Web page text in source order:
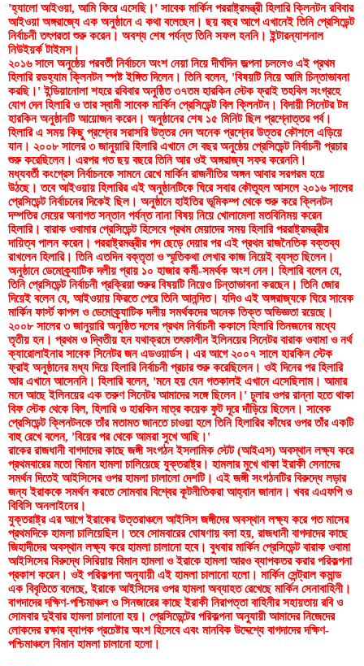
'হ্যালো আইওয়া, আমি ফিরে এসেছি।' সাবেক মার্কিন পররাষ্ট্রমন্ত্রী হিলারি ক্লিনটন রবিবার
আইওয়া অঙ্গরাজ্যে এক অনুষ্ঠানে এ কথা বলেছেন। ছয় বছর আগে এখানেই তিনি প্রেসিডেন্ট
নির্বাচনী তৎপরতা শুরু করেন। অবশ্য শেষ পর্যন্ত তিনি সফল হননি। ইন্টারন্যাশনাল
নিউইয়র্ক টাইমস।
২০১৬ সালে অনুষ্ঠেয় পরবর্তী নির্বাচনে অংশ নেয়া নিয়ে দীর্ঘদিন জল্পনা চললেও এই প্রথম
হিলারি রডহ্যাম ক্লিনটন স্পষ্ট ইঙ্গিত দিলেন। তিনি বলেন, 'বিষয়টি নিয়ে আমি চিন্তাভাবনা
করছি।' ইন্ডিয়ানোলা শহরে রবিবার অনুষ্ঠিত ৩৭তম হারকিন স্টেক ফ্রাই তহবিল সংগ্রহে
যোগ দেন হিলারি ও তার স্বামী সাবেক মার্কিন প্রেসিডেন্ট বিল ক্লিনটন। বিদায়ী সিনেটর টম
হারকিন অনুষ্ঠানটি আয়োজন করেন। অনুষ্ঠানের শেষ ১৫ মিনিট ছিল প্রশ্নোত্তর পর্ব।
হিলারি এ সময় কিছু প্রশ্নের সরাসরি উত্তর দেন অনেক প্রশ্নের উত্তর কৌশলে এড়িয়ে
যান। ২০০৮ সালের ৩ জানুয়ারি হিলারি এখানে সে বছর অনুষ্ঠেয় প্রেসিডেন্ট নির্বাচনী প্রচার
শুরু করেছিলেন। এরপর গত ছয় বছরে তিনি আর ওই অঙ্গরাজ্য সফর করেননি।
মধ্যবর্তী কংগ্রেস নির্বাচনকে সামনে রেখে মার্কিন রাজনীতির অঙ্গন আবার সরগরম হয়ে
উঠছে। তবে আইওয়ায় হিলারির এই অনুষ্ঠানটিকে ঘিরে সবার কৌতূহল আসলে ২০১৬ সালের
প্রেসিডেন্ট নির্বাচনের দিকেই ছিল। অনুষ্ঠানে হাইতির ভূমিকম্প থেকে শুরু করে ক্লিনটন
দম্পতির মেয়ের অনাগত সন্তান পর্যন্ত নানা বিষয় নিয়ে খোলামেলা মতবিনিময় করেন
হিলারি। বারাক ওবামার প্রেসিডেন্ট হিসেবে প্রথম মেয়াদের সময় হিলারি পররাষ্ট্রমন্ত্রীর
দায়িত্ব পালন করেন। পররাষ্ট্রমন্ত্রীর পদ ছেড়ে দেয়ার পর এই প্রথম রাজনৈতিক বক্তব্য
রাখলেন হিলারি। তিনি এতদিন বক্তৃতা ও স্মৃতিকথা লেখার কাজ নিয়েই ব্যস্ত ছিলেন।
অনুষ্ঠানে ডেমোক্র্যাটিক দলীয় প্রায় ১০ হাজার কর্মী-সমর্থক অংশ নেন। হিলারি বলেন যে,
তিনি প্রেসিডেন্ট নির্বাচনী প্রক্রিয়া শুরুর বিষয়টি নিয়েও চিন্তাভাবনা করছেন। তিনি জোর
দিয়েই বলেন যে, আইওয়ায় ফিরতে পেরে তিনি আনন্দিত। যদিও এই অঙ্গরাজ্যকে ঘিরে সাবেক
মার্কিন ফার্স্ট কাপল ও ডেমোক্র্যাটিক দলীয় সমর্থকদের অনেক তিক্ত অভিজ্ঞতা রয়েছে।
২০০৮ সালের ৩ জানুয়ারি অনুষ্ঠিত দলের প্রথম নির্বাচনী ককাসে হিলারি তিনজনের মধ্যে
তৃতীয় হন। প্রথম ও দ্বিতীয় হন যথাক্রমে তৎকালীন ইলিনয়ের সিনেটর বারাক ওবামা ও নর্থ
ক্যারোলাইনার সাবেক সিনেটর জন এডওয়ার্ডস। এর আগে ২০০৭ সালে হারকিন স্টেক
ফ্রাই অনুষ্ঠানের মধ্য দিয়ে হিলারি নির্বাচনী প্রচার শুরু করেছিলেন। ওই দিনের পর হিলারি
আর এখানে আসেননি। হিলারি বলেন, 'মনে হয় যেন গতকালই এখানে এসেছিলাম। আমার
মনে আছে ইলিনয়ের এক তরুণ সিনেটর আমাদের সঙ্গে ছিলেন।' চুলার ওপর রান্না হতে থাকা
বিফ স্টেক থেকে বিল, হিলারি ও হারকিন মাত্র কয়েক ফুট দূরে দাঁড়িয়ে ছিলেন। সাবেক
প্রেসিডেন্ট ক্লিনটনকে তাঁর মতামত জানতে চাওয়া হলে তিনি হিলারির কাঁধের ওপর তাঁর একটি
বাহু রেখে বলেন, 'বিয়ের পর থেকে আমরা সুখে আছি।'
রাকের রাজধানী বাগদাদের কাছে জঙ্গী সংগঠন ইসলামিক স্টেট (আইএস) অবস্থান লক্ষ্য করে
প্রথমবারের মতো বিমান হামলা চালিয়েছে যুক্তরাষ্ট্র। হামলার মুখে থাকা ইরাকী সেনাদের
সমর্থন দিতেই আইসিসের ওপর হামলা চালালো দেশটি। এই জঙ্গী সংগঠনটির বিরুদ্ধে লড়ার
জন্য ইরাককে সমর্থন করতে সোমবার বিশ্বের কূটনীতিকরা আহ্বান জানান। খবর এএফপি ও
বিবিসি অনলাইনের।
যুক্তরাষ্ট্র এর আগে ইরাকের উত্তরাঞ্চলে আইসিস জঙ্গীদের অবস্থান লক্ষ্য করে গত মাসের
প্রথমদিকে হামলা চালিয়েছিল। তবে সোমবারের ঘোষণায় বলা হয়, রাজধানী বাগদাদের কাছে
জিহাদীদের অবস্থান লক্ষ্য করে হামলা চালানো হবে। বুধবার মার্কিন প্রেসিডেন্ট বারাক ওবামা
আইসিসের বিরুদ্ধে সিরিয়ায় বিমান হামলা ও ইরাকে হামলা আরও ব্যাপকতর করার পরিকল্পনা
প্রকাশ করেন। ওই পরিকল্পনা অনুযায়ী এই হামলা চালানো হলো। মার্কিন সেন্ট্রাল কমান্ড
এক বিবৃতিতে বলেছে, ইরাকে আইসিসের ওপর হামলা অব্যাহত রেখেছে মার্কিন সেনাবাহিনী।
বাগদাদের দক্ষিণ-পশ্চিমাঞ্চল ও সিনজারের কাছে ইরাকী নিরাপত্তা বাহিনীর সহায়তায় রবি ও
সোমবার দুইবার হামলা চালানো হয়। প্রেসিডেন্টের পরিকল্পনা অনুযায়ী আমাদের নিজেদের
লোকদের রক্ষার ব্যাপক প্রচেষ্টার অংশ হিসেবে এবং মানবিক উদ্দেশ্যে বাগদাদের দক্ষিণ-
পশ্চিমাঞ্চলে বিমান হামলা চালানো হলো।